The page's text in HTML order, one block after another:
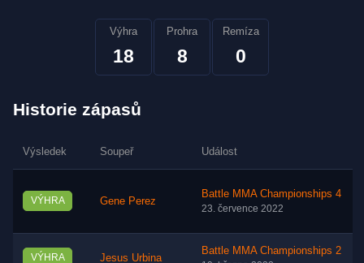
Výhra
18
Prohra
8
Remíza
0
Historie zápasů
Výsledek Soupeř Událost
VÝHRA Gene Perez
Battle MMA Championships 4
23. července 2022
VÝHRA Jesus Urbina
Battle MMA Championships 2